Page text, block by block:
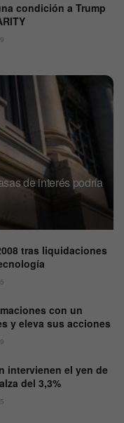
condición a Trump
de interés podría
tras liquidaciones
con un
y eleva sus acciones
intervienen el yen de
del 3,3%